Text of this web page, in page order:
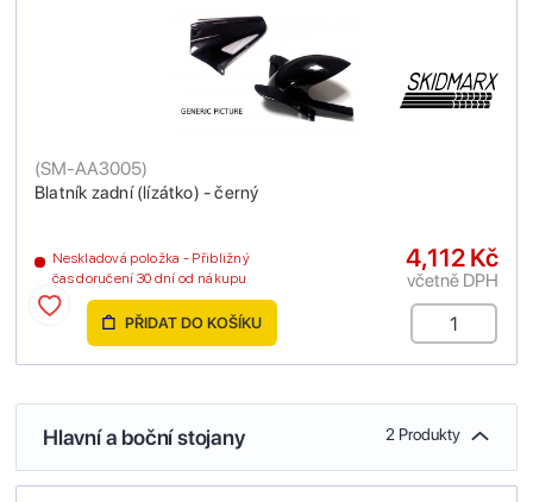
Blatník zadní (lízátko) - černý
(SM-AA3005)
Neskladová položka - Přibližný
čas doručení 30 dní od nákupu
4,112 Kč
včetně DPH
PŘIDAT DO KOŠÍKU
Hlavní a boční stojany 2 Produkty